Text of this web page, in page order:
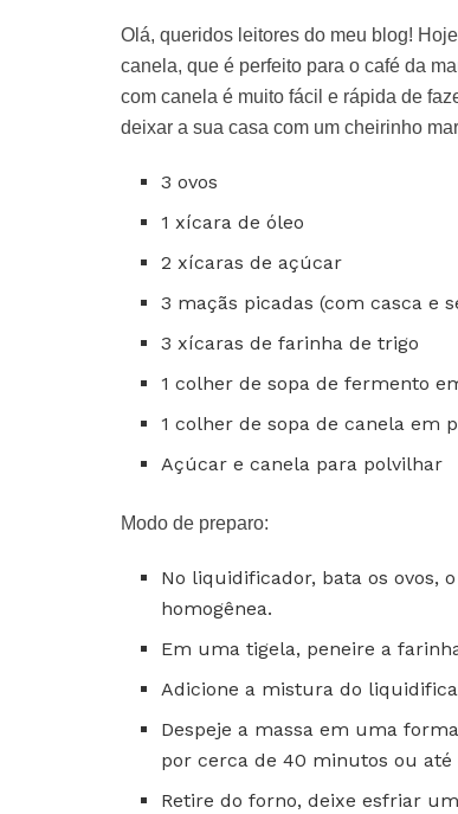
Olá, queridos leitores do meu blog!
canela, que é perfeito para o café da
com canela é muito fácil e rápida de
deixar a sua casa com um cheirinho
3 ovos
1 xícara de óleo
2 xícaras de açúcar
3 maçãs picadas (com casca e
3 xícaras de farinha de trigo
1 colher de sopa de fermento
1 colher de sopa de canela em
Açúcar e canela para polvilhar
Modo de preparo:
No liquidificador, bata os ovos,
homogênea.
Em uma tigela, peneire a
Adicione a mistura do
Despeje a massa em uma
por cerca de 40 minutos ou
Retire do forno, deixe esfriar